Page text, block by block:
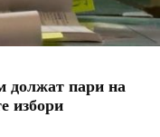
должат пари на
избори